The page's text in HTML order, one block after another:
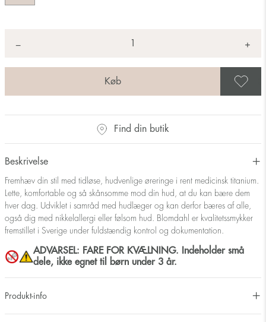
− +
Find din butik
Beskrivelse
Fremhæv din stil med tidløse, hudvenlige øreringe i rent medicinsk titanium.
Lette, komfortable og så skånsomme mod din hud, at du kan bære dem
hver dag. Udviklet i samråd med hudlæger og kan derfor bæres af alle,
også dig med nikkelallergi eller følsom hud. Blomdahl er kvalitetssmykker
fremstillet i Sverige under fuldstændig kontrol og dokumentation.
ADVARSEL: FARE FOR KVÆLNING. Indeholder små
dele, ikke egnet til børn under 3 år.
Produkt-info